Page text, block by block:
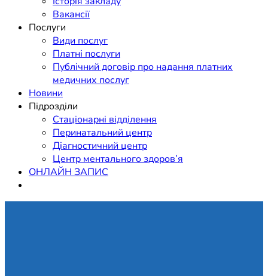
Вакансії
Послуги
Види послуг
Платні послуги
Публічний договір про надання платних
медичних послуг
Новини
Підрозділи
Стаціонарні відділення
Перинатальний центр
Діагностичний центр
Центр ментального здоров’я
ОНЛАЙН ЗАПИС